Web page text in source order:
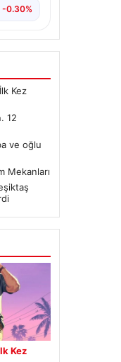
0.30%
Kez
12
ve oğlu
Mekanları
Kez